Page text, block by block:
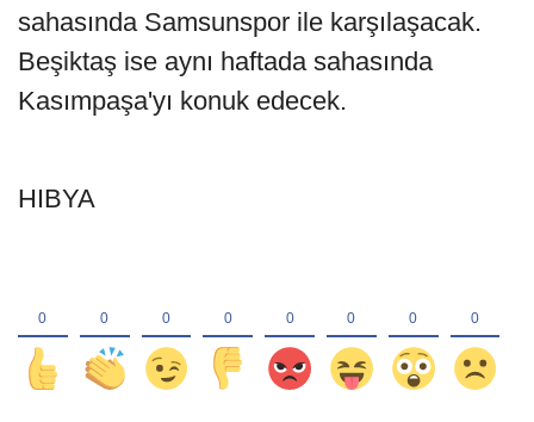
sahasında Samsunspor ile karşılaşacak.
Beşiktaş ise aynı haftada sahasında
Kasımpaşa'yı konuk edecek.
HIBYA